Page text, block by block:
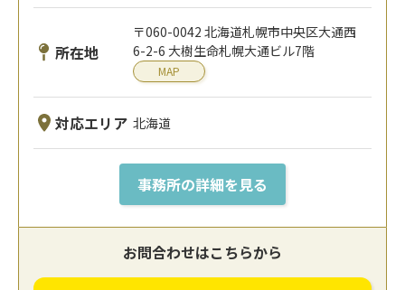
所在地
〒060-0042 北海道札幌市中央区大通西
6-2-6 大樹生命札幌大通ビル7階
MAP
対応エリア 北海道
事務所の詳細を見る
お問合わせはこちらから